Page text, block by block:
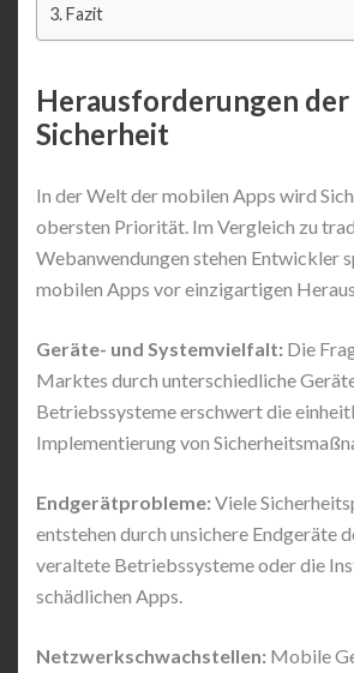
Fazit
Herausforderungen
Sicherheit
In der Welt der mobilen Apps wird
obersten Priorität. Im Vergleich zu
Webanwendungen stehen Entwickler
mobilen Apps vor einzigartigen
Geräte- und Systemvielfalt: Die
Marktes durch unterschiedliche
Betriebssysteme erschwert die
Implementierung von
Endgerätprobleme: Viele
entstehen durch unsichere Endgeräte
veraltete Betriebssysteme oder die
schädlichen Apps.
Netzwerkschwachstellen: Mobile